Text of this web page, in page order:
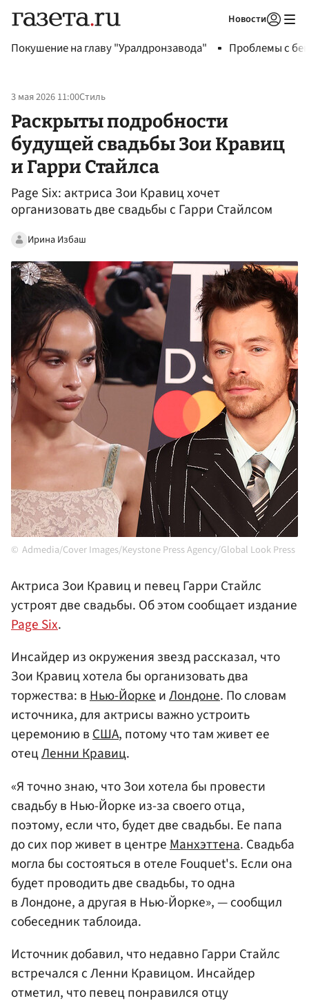
Новости
Покушение на главу "Уралдронзавода" Проблемы с
3 мая 2026 11:00Стиль
Раскрыты подробности
будущей свадьбы Зои Кравиц
и Гарри Стайлса
Page Six: актриса Зои Кравиц хочет
организовать две свадьбы с Гарри Стайлсом
Ирина Избаш
Admedia/Cover Images/Keystone Press Agency/Global Look Press
Актриса Зои Кравиц и певец Гарри Стайлс
устроят две свадьбы. Об этом сообщает издание
Page Six.
Инсайдер из окружения звезд рассказал, что
Зои Кравиц хотела бы организовать два
торжества: вНью-ЙоркеиЛондоне. По словам
источника, для актрисы важно устроить
церемонию вСША, потому что там живет ее
отецЛенни Кравиц.
«Я точно знаю, что Зои хотела бы провести
свадьбу в Нью-Йорке из-за своего отца,
поэтому, если что, будет две свадьбы. Ее папа
до сих пор живет в центре Манхэттена. Свадьба
могла бы состояться в отеле Fouquet's. Если она
будет проводить две свадьбы, то одна
в Лондоне, а другая в Нью-Йорке», — сообщил
собеседник таблоида.
Источник добавил, что недавно Гарри Стайлс
встречался с Ленни Кравицом. Инсайдер
отметил, что певец понравился отцу